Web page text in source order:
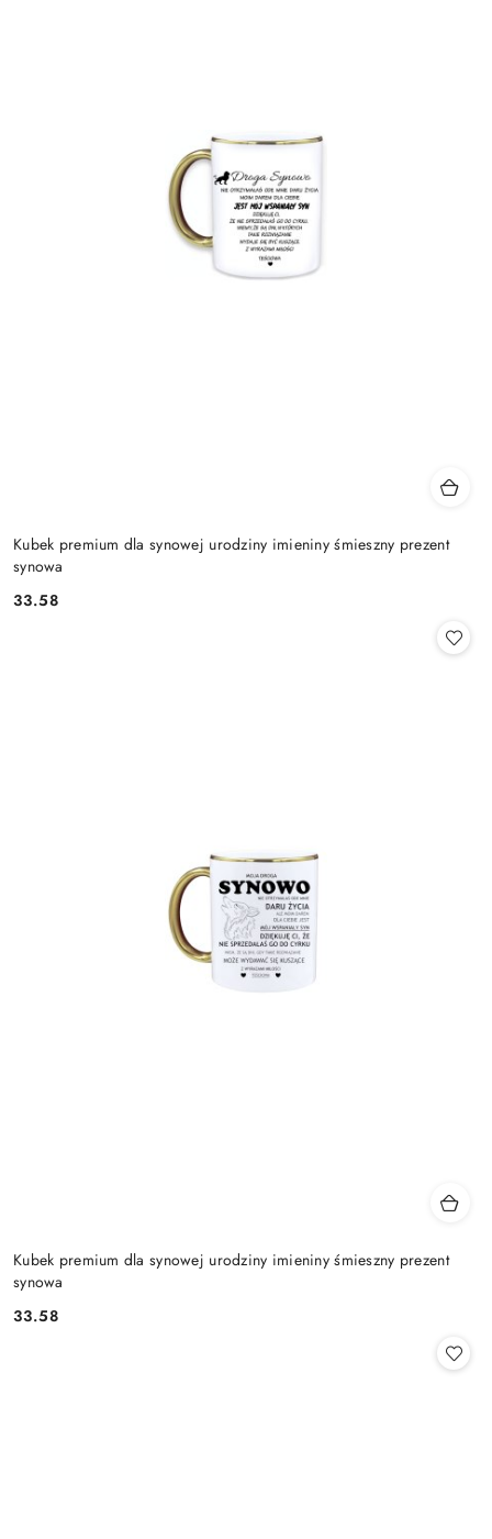
Kubek premium dla synowej urodziny imieniny śmieszny prezent
synowa
Cena:
33.58
Kubek premium dla synowej urodziny imieniny śmieszny prezent
synowa
Cena:
33.58